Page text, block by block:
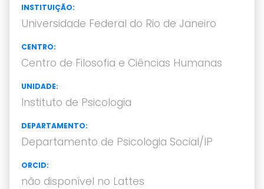
INSTITUIÇÃO:
Universidade Federal do Rio de Janeiro
CENTRO:
Centro de Filosofia e Ciências Humanas
UNIDADE:
Instituto de Psicologia
DEPARTAMENTO:
Departamento de Psicologia Social/IP
ORCID:
não disponível no Lattes